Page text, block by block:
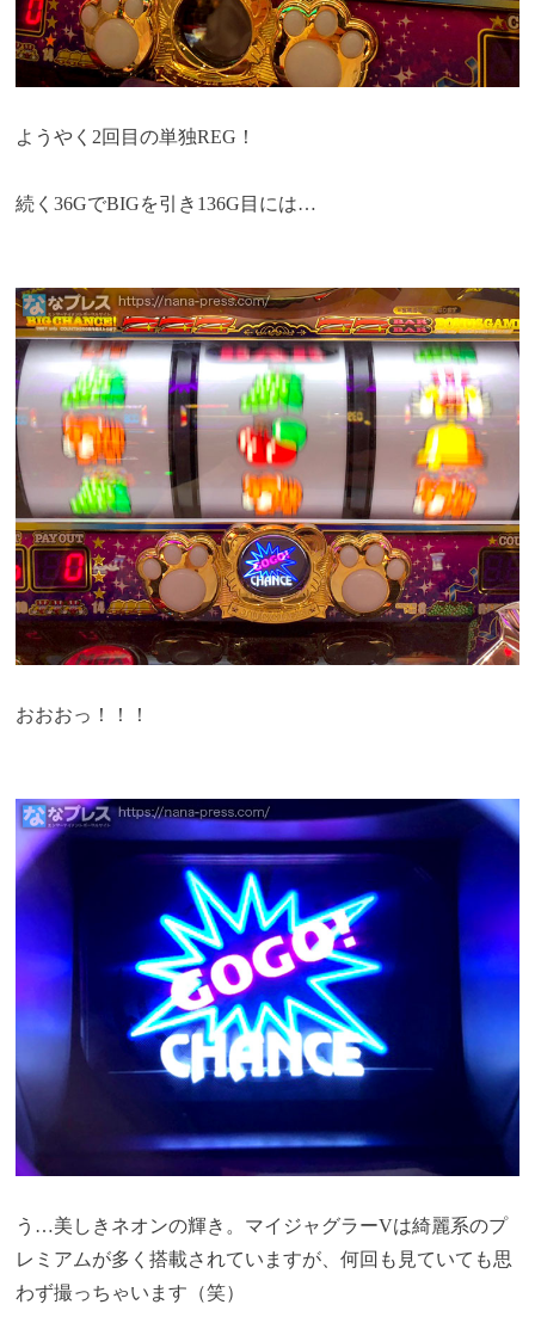
ようやく2回目の単独REG！
続く36GでBIGを引き136G目には…
おおおっ！！！
う…美しきネオンの輝き。マイジャグラーVは綺麗系のプ
レミアムが多く搭載されていますが、何回も見ていても思
わず撮っちゃいます（笑）